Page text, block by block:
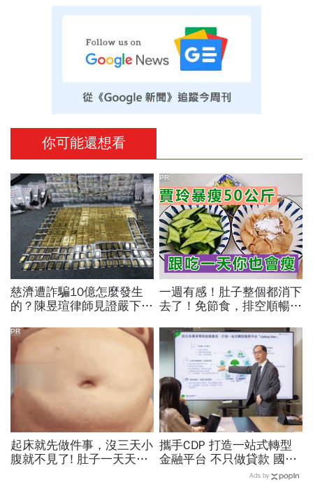
你可能還想看
慈濟遭詐騙10億怎麼發生
的？陳昱瑄律師見證嚴下跪
金，洗錢手法曝光…慈濟回
應了
一週有感！肚子整個都消下
去了！免節食，排空順暢就
PR
起床就先做件事，沒三天小
腹就不見了! 肚子一天天變
PR
攜手CDP 打造一站式轉型
金融平台 不只做貸款 國泰
世華化身減碳顧問Ads by